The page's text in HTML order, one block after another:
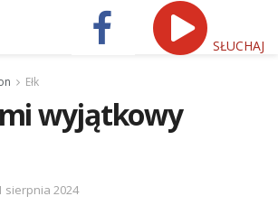
SŁUCHAJ
Ełk
wyjątkowy
sierpnia 2024